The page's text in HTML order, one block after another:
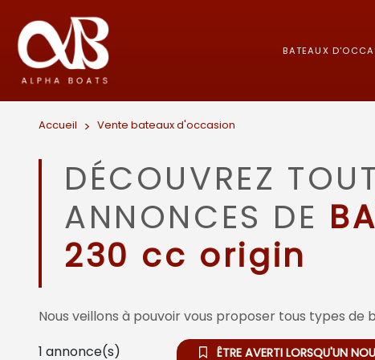
BATEAUX
Accueil > Vente bateaux d'occasion
DÉCOUVREZ
ANNONCES DE
230 cc origin
Nous veillons à pouvoir vous proposer tous types de
1 annonce(s)
ÊTRE AVERTI LORSQU'UN